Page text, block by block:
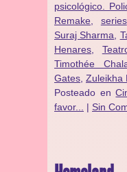
psicológico.
Remake
series
Suraj Sharma
Henares
Timothée
Gates Zuleikha
Posteado en
favor...
| Sin